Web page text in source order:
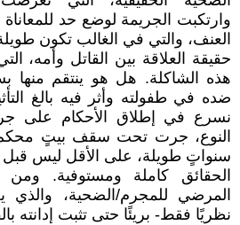
وارتكبت الجريمة لوضع حد
العنف، والتي في الغالب تكون
حقيقة العلاقة بين القاتل وأمه،
هذه الشاكلة. هل هو ينتقم منها
ضده في طفولته وأثر فيه بالغ
نسرع في إطلاق الأحكام على
النوع، جرت تحت سقف بيتٍ محكم
سنواتٍ طويلة، على الأقل ليس
الحقائق كاملة ومستوفية.
المرضي للمجرم/الضحية،
نظريًا فقط- بريئًا حتى تثبت إدانته